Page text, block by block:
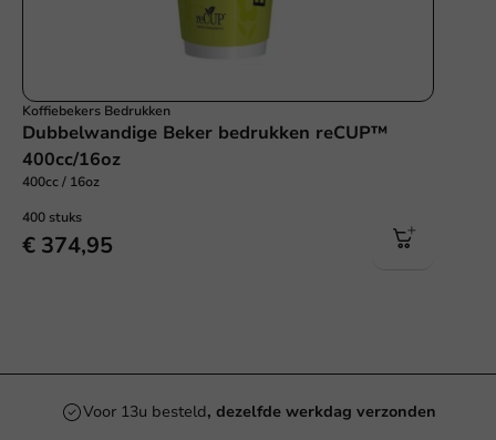
Koffiebekers Bedrukken
Dubbelwandige Beker bedrukken reCUP™
400cc/16oz
400cc / 16oz
400 stuks
€ 374,95
Voor 13u besteld, dezelfde werkdag verzonden